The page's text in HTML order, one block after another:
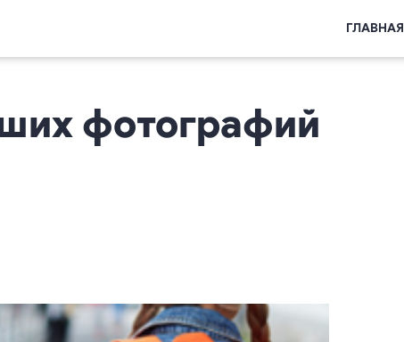
ГЛАВНАЯ
фотографий